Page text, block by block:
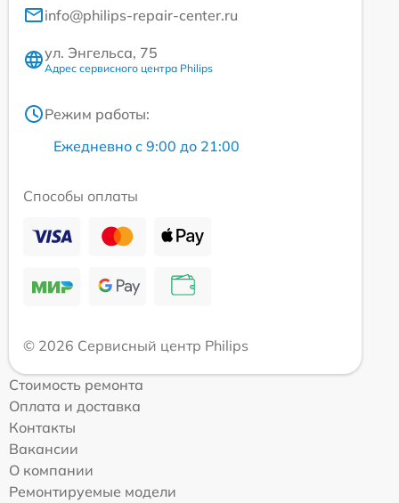
info@philips-repair-center.ru
ул. Энгельса, 75
Адрес сервисного центра Philips
Режим работы:
Ежедневно с 9:00 до 21:00
Способы оплаты
© 2026 Сервисный центр Philips
Стоимость ремонта
Оплата и доставка
Контакты
Вакансии
О компании
Ремонтируемые модели